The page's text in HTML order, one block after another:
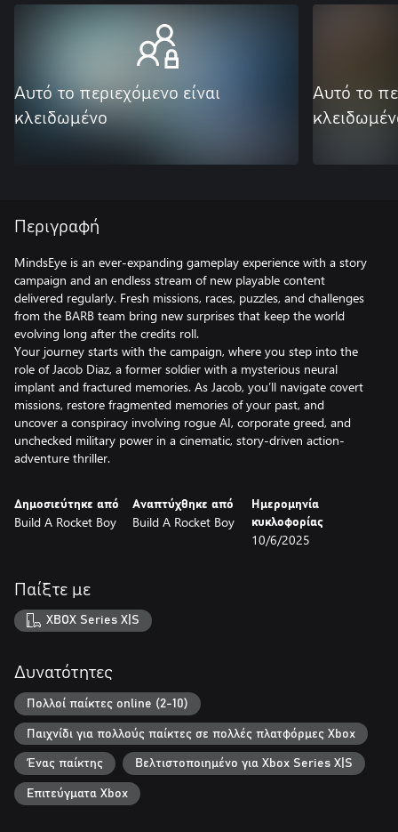
Αυτό το περιεχόμενο είναι
κλειδωμένο
Αυτό το
Περιγραφή
MindsEye is an ever-expanding gameplay experience with a story
campaign and an endless stream of new playable content
delivered regularly. Fresh missions, races, puzzles, and challenges
from the BARB team bring new surprises that keep the world
evolving long after the credits roll.
Your journey starts with the campaign, where you step into the
role of Jacob Diaz, a former soldier with a mysterious neural
implant and fractured memories. As Jacob, you’ll navigate covert
missions, restore fragmented memories of your past, and
uncover a conspiracy involving rogue AI, corporate greed, and
unchecked military power in a cinematic, story-driven action-
adventure thriller.
Δημοσιεύτηκε από
Build A Rocket Boy
Αναπτύχθηκε από
Build A Rocket Boy
Ημερομηνία
κυκλοφορίας
10/6/2025
Παίξτε με
XBOX Series X|S
Δυνατότητες
Πολλοί παίκτες online (2-10)
Παιχνίδι για πολλούς παίκτες σε πολλές πλατφόρμες Xbox
Ένας παίκτης Βελτιστοποιημένο για Xbox Series X|S
Επιτεύγματα Xbox